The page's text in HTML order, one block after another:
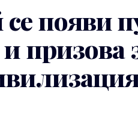
появи
призова